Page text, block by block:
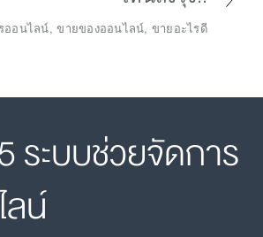
ออนไลน์, ขายของออนไลน์, ขายอะไรดี
ระบบช่วยจัดการ
น์